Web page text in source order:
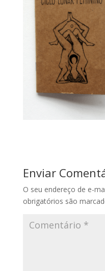
Enviar
O seu endereço de e-
obrigatórios são